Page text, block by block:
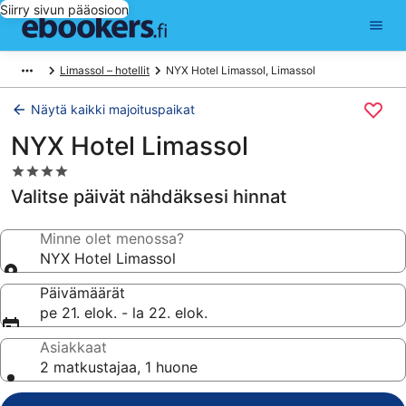
Siirry sivun pääosioon
Limassol – hotellit NYX Hotel Limassol, Limassol
Näytä kaikki majoituspaikat
NYX Hotel Limassol
4.0
tähden
majoituspaikka
Valitse päivät nähdäksesi hinnat
Minne olet menossa?
NYX Hotel Limassol
Päivämäärät
pe 21. elok. - la 22. elok.
Asiakkaat
2 matkustajaa, 1 huone